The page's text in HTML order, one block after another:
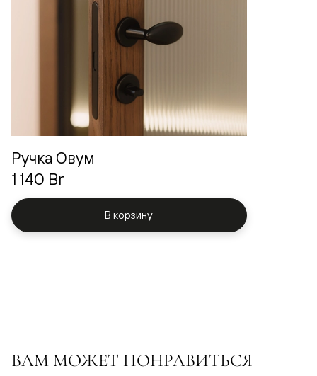
Ручка Овум
1 140 Br
В корзину
ВАМ МОЖЕТ ПОНРАВИТЬСЯ